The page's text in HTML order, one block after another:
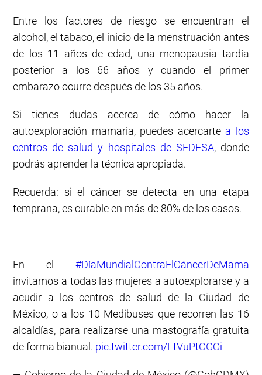
Entre los factores de riesgo se encuentran el
alcohol, el tabaco, el inicio de la menstruación antes
de los 11 años de edad, una menopausia tardía
posterior a los 66 años y cuando el primer
embarazo ocurre después de los 35 años.
Si tienes dudas acerca de cómo hacer la
autoexploración mamaria, puedes acercarte a los
centros de salud y hospitales de SEDESA, donde
podrás aprender la técnica apropiada.
Recuerda: si el cáncer se detecta en una etapa
temprana, es curable en más de 80% de los casos.
En el #DíaMundialContraElCáncerDeMama
invitamos a todas las mujeres a autoexplorarse y a
acudir a los centros de salud de la Ciudad de
México, o a los 10 Medibuses que recorren las 16
alcaldías, para realizarse una mastografía gratuita
de forma bianual. pic.twitter.com/FtVuPtCGOi